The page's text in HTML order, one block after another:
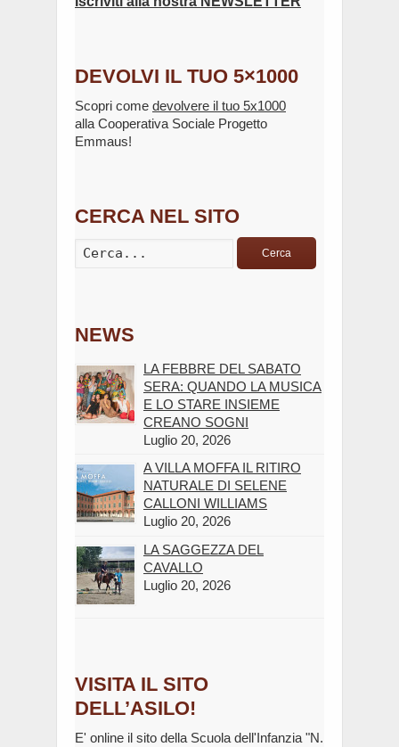
DEVOLVI IL TUO 5×1000
Scopri come devolvere il tuo 5x1000
alla Cooperativa Sociale Progetto
Emmaus!
CERCA NEL SITO
Cerca
NEWS
LA FEBBRE DEL SABATO
SERA: QUANDO LA MUSICA
E LO STARE INSIEME
CREANO SOGNI
Luglio 20, 2026
A VILLA MOFFA IL RITIRO
NATURALE DI SELENE
CALLONI WILLIAMS
Luglio 20, 2026
LA SAGGEZZA DEL
CAVALLO
Luglio 20, 2026
VISITA IL SITO
DELL’ASILO!
E' online il sito della Scuola dell'Infanzia "N.